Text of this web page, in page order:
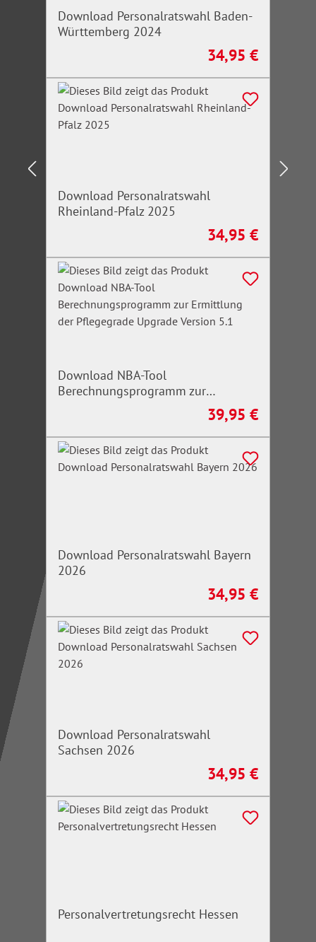
Download Personalratswahl Baden-
Württemberg 2024
Regulärer Preis:
34,95 €
Download Personalratswahl
Rheinland-Pfalz 2025
Regulärer Preis:
34,95 €
Download NBA-Tool
Berechnungsprogramm zur
Ermittlung der Pflegegrade Upgrade
Regulärer Preis:
39,95 €
Download Personalratswahl Bayern
2026
Regulärer Preis:
34,95 €
Download Personalratswahl
Sachsen 2026
Regulärer Preis:
34,95 €
Personalvertretungsrecht Hessen